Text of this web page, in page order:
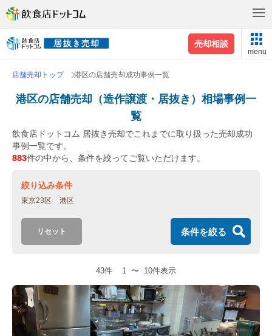
売却相談
menu
店舗売却トップ 港区の店舗売却成功事例一覧
港区の店舗売却（造作譲渡・居抜き）相場事例一
覧
飲食店ドットコム 居抜き売却でこれまでに取り扱った売却成功
事例一覧です。
883件の中から、条件を絞ってご覧いただけます。
絞り込み条件
東京23区 港区
リセット 条件を絞る
43件 1 〜 10件表示